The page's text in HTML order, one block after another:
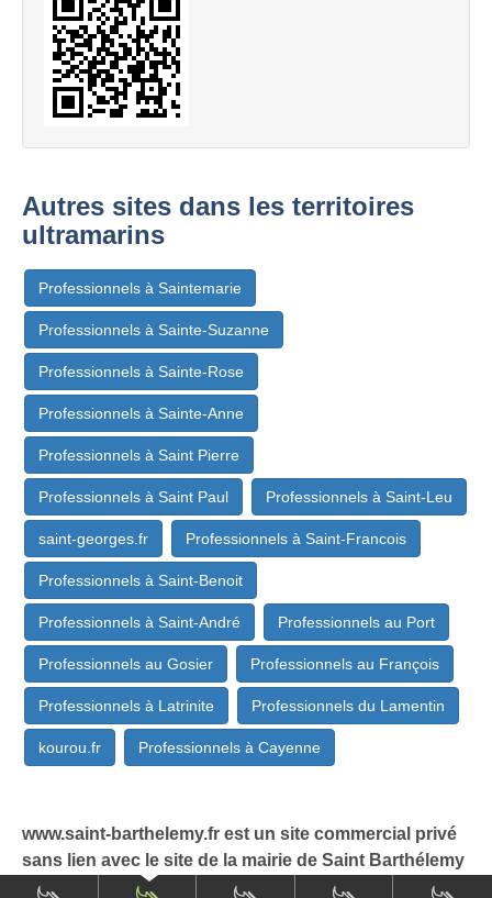
Autres sites dans les territoires
ultramarins
Professionnels à Saintemarie
Professionnels à Sainte-Suzanne
Professionnels à Sainte-Rose
Professionnels à Sainte-Anne
Professionnels à Saint Pierre
Professionnels à Saint Paul Professionnels à Saint-Leu
saint-georges.fr Professionnels à Saint-Francois
Professionnels à Saint-Benoit
Professionnels à Saint-André Professionnels au Port
Professionnels au Gosier Professionnels au François
Professionnels à Latrinite Professionnels du Lamentin
kourou.fr Professionnels à Cayenne
www.saint-barthelemy.fr est un site commercial privé
sans lien avec le site de la mairie de Saint Barthélemy